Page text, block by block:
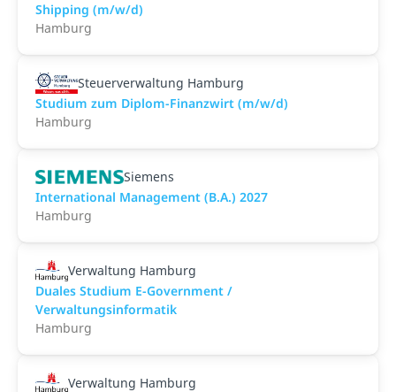
Shipping (m/w/d)
Hamburg
Steuerverwaltung Hamburg
Studium zum Diplom-Finanzwirt (m/w/d)
Hamburg
Siemens
International Management (B.A.) 2027
Hamburg
Verwaltung Hamburg
Duales Studium E-Government /
Verwaltungsinformatik
Hamburg
Verwaltung Hamburg